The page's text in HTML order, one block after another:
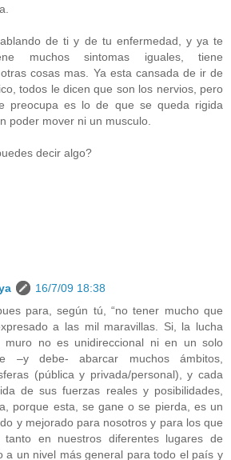
de ti y de tu enfermedad, y ya te
muchos sintomas iguales, tiene
cosas mas. Ya esta cansada de ir de
todos le dicen que son los nervios, pero
preocupa es lo de que se queda rigida
poder mover ni un musculo.
decir algo?
16/7/09 18:38
para, según tú, “no tener mucho que
a las mil maravillas. Si, la lucha
muro no es unidireccional ni en un solo
–y debe- abarcar muchos ámbitos,
(pública y privada/personal), y cada
de sus fuerzas reales y posibilidades,
porque esta, se gane o se pierda, es un
y mejorado para nosotros y para los que
tanto en nuestros diferentes lugares de
a un nivel más general para todo el país y